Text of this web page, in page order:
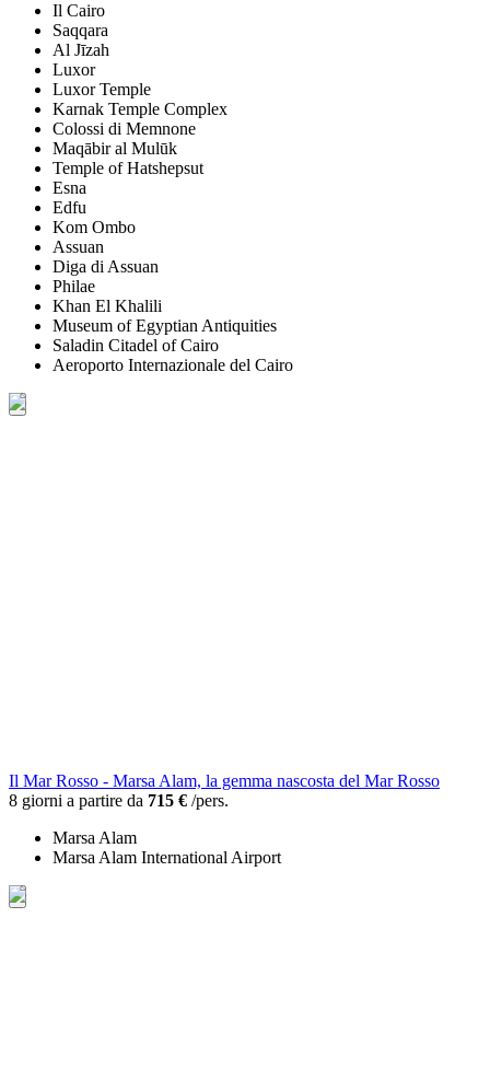
Il Cairo
Saqqara
Al Jīzah
Luxor
Luxor Temple
Karnak Temple Complex
Colossi di Memnone
Maqābir al Mulūk
Temple of Hatshepsut
Esna
Edfu
Kom Ombo
Assuan
Diga di Assuan
Philae
Khan El Khalili
Museum of Egyptian Antiquities
Saladin Citadel of Cairo
Aeroporto Internazionale del Cairo
Il Mar Rosso - Marsa Alam, la gemma nascosta del Mar Rosso
8 giorni a partire da 715 € /pers.
Marsa Alam
Marsa Alam International Airport